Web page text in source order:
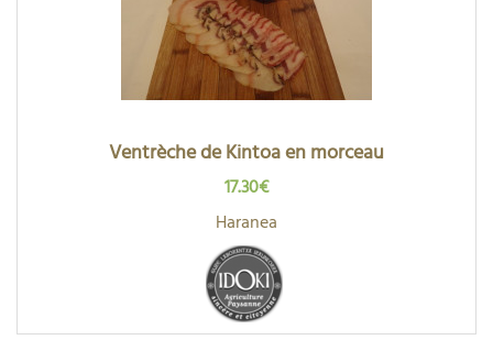
Ventrèche de Kintoa en morceau
17.30€
Haranea